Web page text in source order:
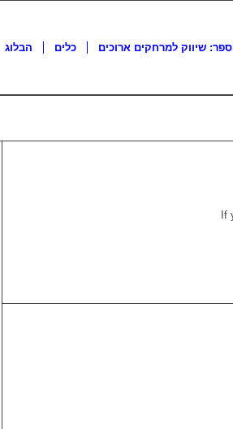
הבלוג כלים שיווק למרחקים ארוכים
If